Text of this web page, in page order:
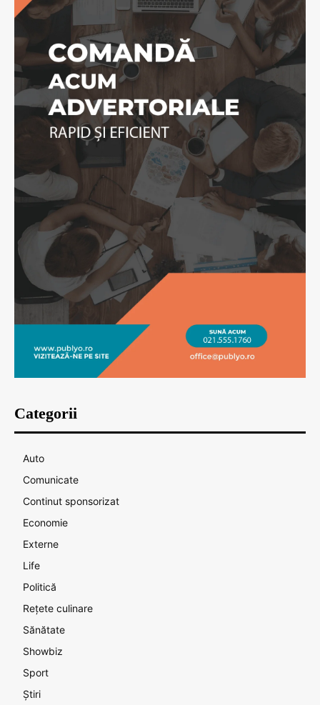
Categorii
Auto
Comunicate
Continut sponsorizat
Economie
Externe
Life
Politică
Rețete culinare
Sănătate
Showbiz
Sport
Știri